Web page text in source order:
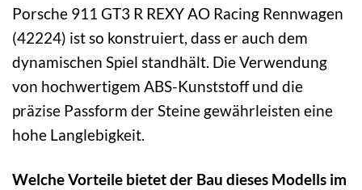
Porsche 911 GT3 R REXY AO Racing Rennwagen
(42224) ist so konstruiert, dass er auch dem
dynamischen Spiel standhält. Die Verwendung
von hochwertigem ABS-Kunststoff und die
präzise Passform der Steine gewährleisten eine
hohe Langlebigkeit.
Welche Vorteile bietet der Bau dieses Modells im